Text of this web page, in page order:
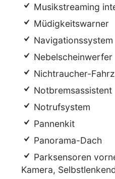
Musikstreaming
Müdigkeitswarner
Navigationssystem
Nebelscheinwerfer
Nichtraucher-
Notbremsassistent
Notrufsystem
Pannenkit
Panorama-Dach
Parksensoren
Kamera,